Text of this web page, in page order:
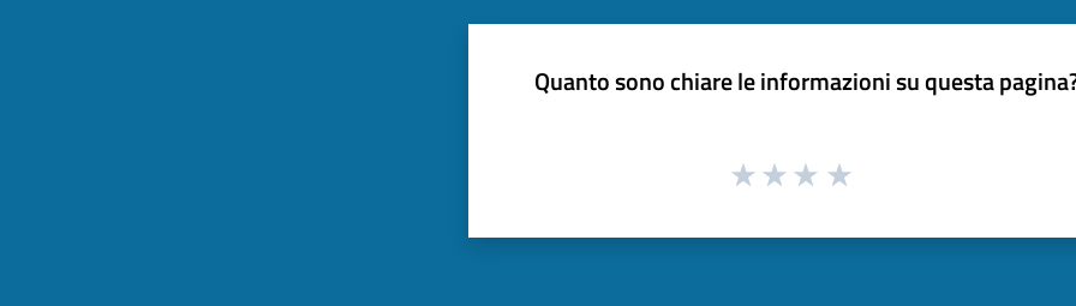
Quanto sono chiare le informazioni su questa